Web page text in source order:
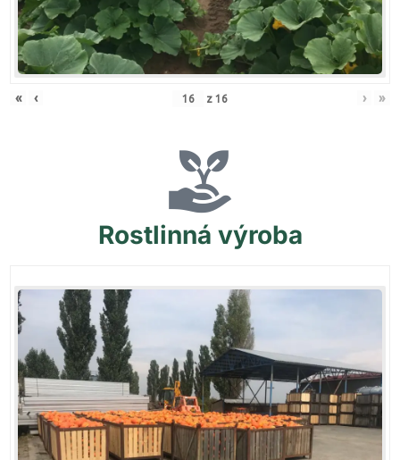
« ‹ z 16 › »
Rostlinná výroba